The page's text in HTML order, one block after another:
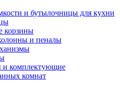
и бутылочницы для кухни
корзины
и пеналы
и комплектующие
комнат